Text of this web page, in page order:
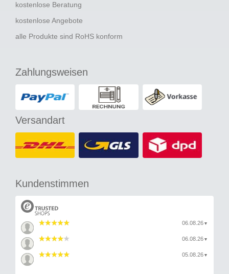
kostenlose Beratung
kostenlose Angebote
alle Produkte sind RoHS konform
Zahlungsweisen
Versandart
Kundenstimmen
06.08.26 ▼
06.08.26 ▼
05.08.26 ▼